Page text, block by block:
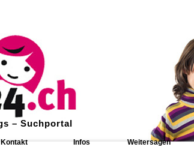
– Suchportal
Kontakt Infos Weitersagen